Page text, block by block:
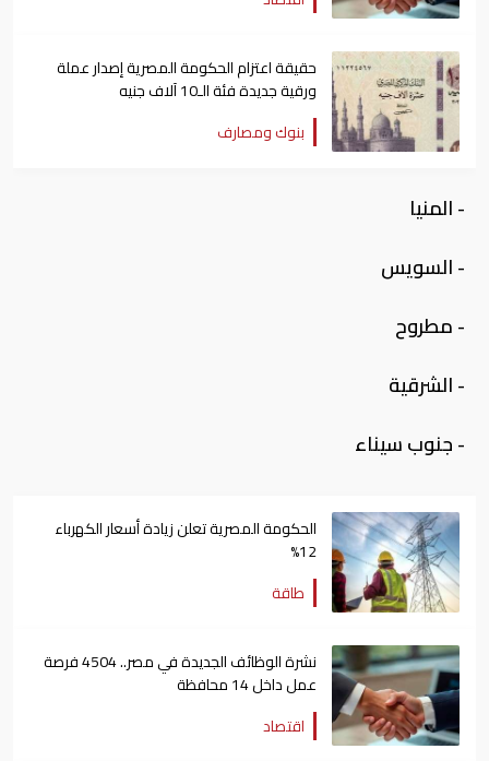
حقيقة اعتزام الحكومة المصرية إصدار عملة
ورقية جديدة فئة الـ10 آلاف جنيه
بنوك ومصارف
- المنيا
- السويس
- مطروح
- الشرقية
- جنوب سيناء
الحكومة المصرية تعلن زيادة أسعار الكهرباء
12%
طاقة
نشرة الوظائف الجديدة في مصر.. 4504 فرصة
عمل داخل 14 محافظة
اقتصاد